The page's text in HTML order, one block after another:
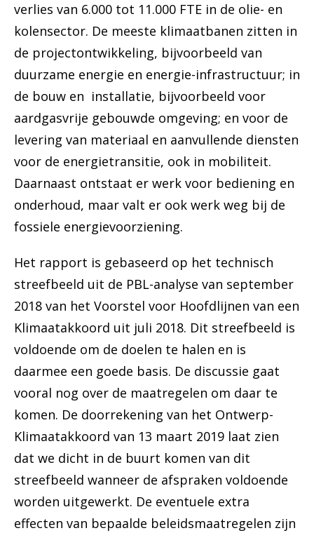
verlies van 6.000 tot 11.000 FTE in de olie- en
kolensector. De meeste klimaatbanen zitten in
de projectontwikkeling, bijvoorbeeld van
duurzame energie en energie-infrastructuur; in
de bouw en installatie, bijvoorbeeld voor
aardgasvrije gebouwde omgeving; en voor de
levering van materiaal en aanvullende diensten
voor de energietransitie, ook in mobiliteit.
Daarnaast ontstaat er werk voor bediening en
onderhoud, maar valt er ook werk weg bij de
fossiele energievoorziening.
Het rapport is gebaseerd op het technisch
streefbeeld uit de PBL-analyse van september
2018 van het Voorstel voor Hoofdlijnen van een
Klimaatakkoord uit juli 2018. Dit streefbeeld is
voldoende om de doelen te halen en is
daarmee een goede basis. De discussie gaat
vooral nog over de maatregelen om daar te
komen. De doorrekening van het Ontwerp-
Klimaatakkoord van 13 maart 2019 laat zien
dat we dicht in de buurt komen van dit
streefbeeld wanneer de afspraken voldoende
worden uitgewerkt. De eventuele extra
effecten van bepaalde beleidsmaatregelen zijn